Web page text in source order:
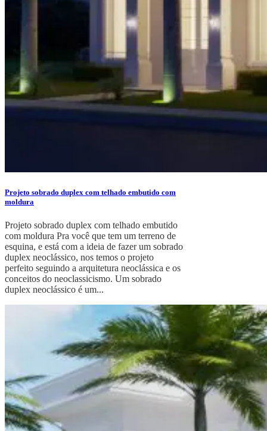
Projeto sobrado duplex com telhado embutido com
moldura
Projeto sobrado duplex com telhado embutido
com moldura Pra você que tem um terreno de
esquina, e está com a ideia de fazer um sobrado
duplex neoclássico, nos temos o projeto
perfeito seguindo a arquitetura neoclássica e os
conceitos do neoclassicismo. Um sobrado
duplex neoclássico é um...